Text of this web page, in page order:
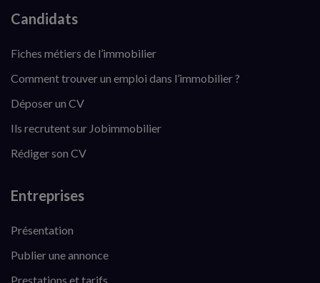
Candidats
Fiches métiers de l’immobilier
Comment trouver un emploi dans l’immobilier ?
Déposer un CV
Ils recrutent sur Jobimmobilier
Rédiger son CV
Entreprises
Présentation
Publier une annonce
Prestations et tarifs